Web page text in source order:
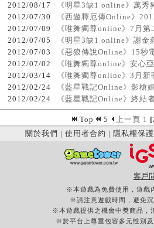
2012/08/17
《明星3缺1 online》萬
2012/07/30
《西遊釋厄傳Online》
2012/07/09
《唯舞獨尊online》7月
2012/07/05
《明星3缺1 online》謝金
2012/07/03
《惡狼傳說Online》15秒
2012/07/02
《唯舞獨尊online》安心
2012/03/14
《唯舞獨尊online》3月新
2012/02/24
《藍星戰記Online》影槍
2012/02/24
《藍星戰記Online》終結
Top 5 上一頁 1
關於我們 | 使用者合約 | 隱私權保護
客戶
※本遊戲為免費使用，遊戲
※請注意遊戲時間，避免
※本遊戲提供之機會中獎商品，
※於平台上尊重包容多元性別